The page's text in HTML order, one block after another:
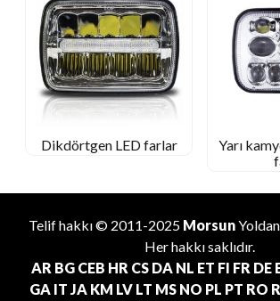
Dikdörtgen LED farlar
Yarı
Telif hakkı © 2011-2025 Morsun
Her hakkı saklıdır.
AR BG CEB HR CS DA NL ET FI FR DE
GA IT JA KM LV LT MS NO PL PT RO